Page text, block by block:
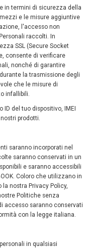
in termini di sicurezza della
e le misure aggiuntive
l'accesso non
raccolti. In
SSL (Secure Socket
consente di verificare
nonché di garantire
la trasmissione degli
che le misure di
infallibili.
del tuo dispositivo, IMEI
prodotti.
saranno incorporati nel
saranno conservati in un
e saranno accessibili
Coloro che utilizzano in
nostra Privacy Policy,
Politiche senza
accesso saranno conservati
con la legge italiana.
in qualsiasi